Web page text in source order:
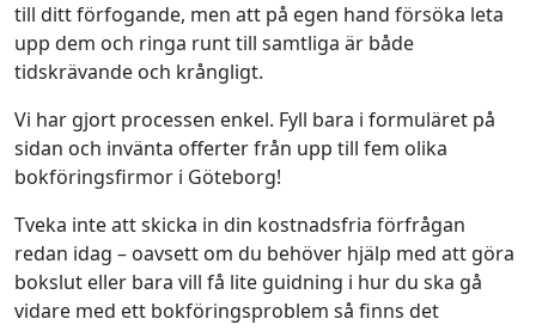
till ditt förfogande, men att på egen hand försöka leta
upp dem och ringa runt till samtliga är både
tidskrävande och krångligt.
Vi har gjort processen enkel. Fyll bara i formuläret på
sidan och invänta offerter från upp till fem olika
bokföringsfirmor i Göteborg!
Tveka inte att skicka in din kostnadsfria förfrågan
redan idag – oavsett om du behöver hjälp med att göra
bokslut eller bara vill få lite guidning i hur du ska gå
vidare med ett bokföringsproblem så finns det